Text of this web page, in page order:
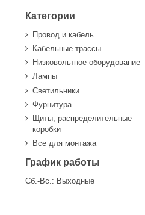
Категории
Провод и кабель
Кабельные трассы
Низковольтное оборудование
Лампы
Светильники
Фурнитура
Щиты, распределительные
коробки
Все для монтажа
График работы
Сб.-Вс.: Выходные